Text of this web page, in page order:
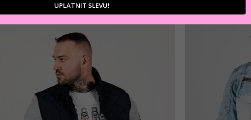
UPLATNIT SLEVU!